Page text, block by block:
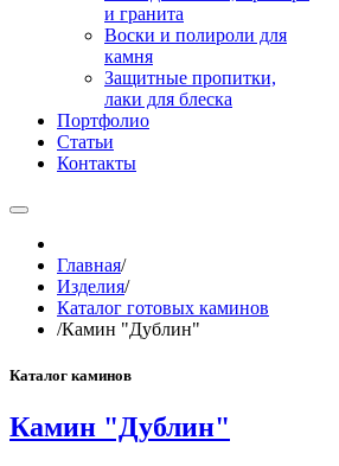
и гранита
Воски и полироли для
камня
Защитные пропитки,
лаки для блеска
Портфолио
Статьи
Контакты
Главная/
Изделия/
Каталог готовых каминов
/Камин "Дублин"
Каталог каминов
Камин "Дублин"